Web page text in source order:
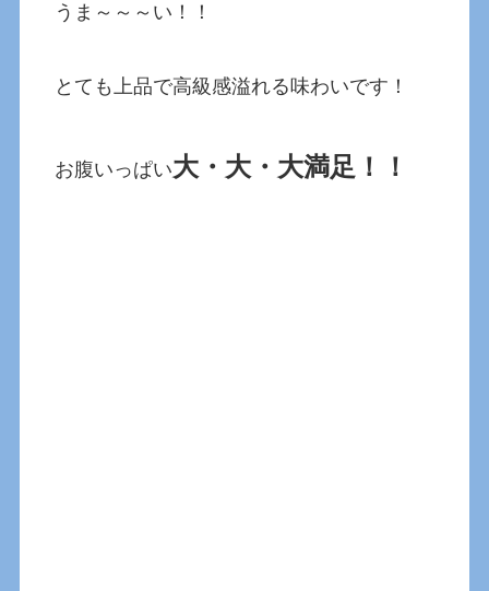
うま～～～い！！
とても上品で高級感溢れる味わいです！
お腹いっぱい大・大・大満足！！